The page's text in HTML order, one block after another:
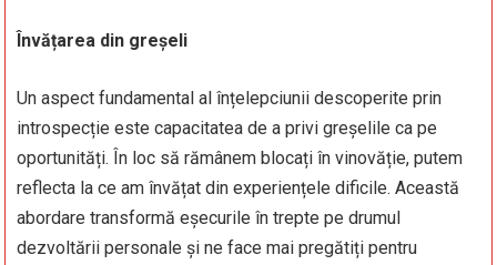
Învățarea din greșeli
Un aspect fundamental al înțelepciunii descoperite prin
introspecție este capacitatea de a privi greșelile ca pe
oportunități. În loc să rămânem blocați în vinovăție, putem
reflecta la ce am învățat din experiențele dificile. Această
abordare transformă eșecurile în trepte pe drumul
dezvoltării personale și ne face mai pregătiți pentru